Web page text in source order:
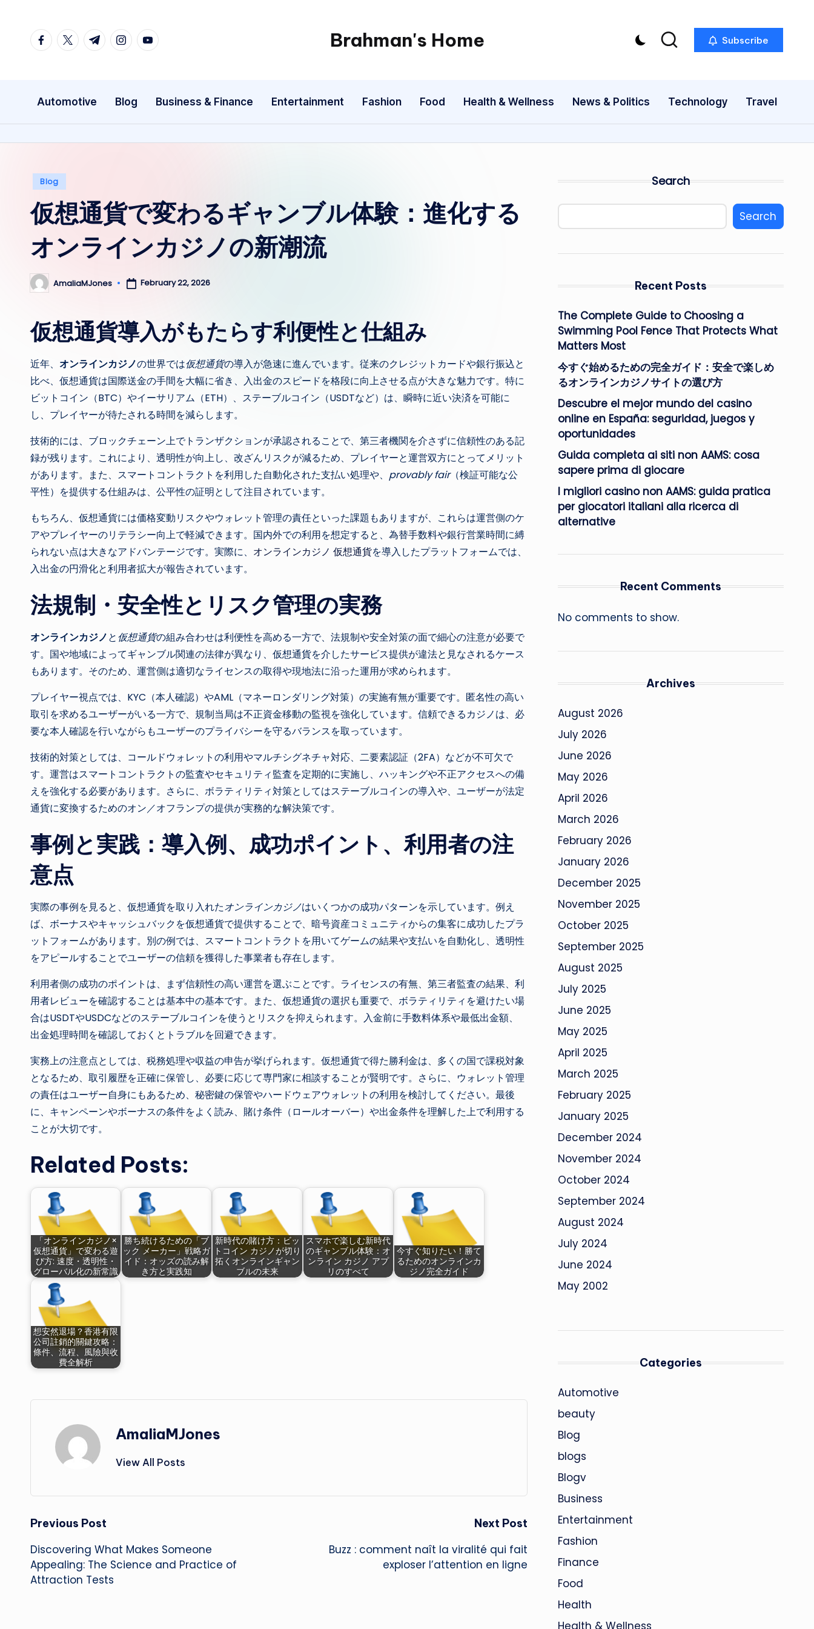
facebook.com
twitter.com
t.me instagram.com
youtube.com Brahman's Home
Spiritual
exploring
it
Subscribe
Automotive Blog Business & Finance Entertainment Fashion Food Health & Wellness News & Politics Technology Travel
Posted
Blog
仮想通貨で変わるギャンブル体験：進化する
オンラインカジノの新潮流
Posted
by
AmaliaMJones February 22, 2026
仮想通貨導入がもたらす利便性と仕組み
近年、 オンラインカジノの世界では仮想通貨の導入が急速に進んでいます。従来のクレジットカードや銀行振込と
比べ、仮想通貨は国際送金の手間を大幅に省き、入出金のスピードを格段に向上させる点が大きな魅力です。特に
ビットコイン（BTC）やイーサリアム（ETH）、ステーブルコイン（USDTなど）は、瞬時に近い決済を可能に
し、プレイヤーが待たされる時間を減らします。
技術的には、ブロックチェーン上でトランザクションが承認されることで、第三者機関を介さずに信頼性のある記
録が残ります。これにより、透明性が向上し、改ざんリスクが減るため、プレイヤーと運営双方にとってメリット
があります。また、スマートコントラクトを利用した自動化された支払い処理や、 provably fair（検証可能な公
平性）を提供する仕組みは、公平性の証明として注目されています。
もちろん、仮想通貨には価格変動リスクやウォレット管理の責任といった課題もありますが、これらは運営側のケ
アやプレイヤーのリテラシー向上で軽減できます。国内外での利用を想定すると、為替手数料や銀行営業時間に縛
られない点は大きなアドバンテージです。実際に、 オンラインカジノ 仮想通貨を導入したプラットフォームでは、
入出金の円滑化と利用者拡大が報告されています。
法規制・安全性とリスク管理の実務
オンラインカジノと仮想通貨の組み合わせは利便性を高める一方で、法規制や安全対策の面で細心の注意が必要で
す。国や地域によってギャンブル関連の法律が異なり、仮想通貨を介したサービス提供が違法と見なされるケース
もあります。そのため、運営側は適切なライセンスの取得や現地法に沿った運用が求められます。
プレイヤー視点では、KYC（本人確認）やAML（マネーロンダリング対策）の実施有無が重要です。匿名性の高い
取引を求めるユーザーがいる一方で、規制当局は不正資金移動の監視を強化しています。信頼できるカジノは、必
要な本人確認を行いながらもユーザーのプライバシーを守るバランスを取っています。
技術的対策としては、コールドウォレットの利用やマルチシグネチャ対応、二要素認証（2FA）などが不可欠で
す。運営はスマートコントラクトの監査やセキュリティ監査を定期的に実施し、ハッキングや不正アクセスへの備
えを強化する必要があります。さらに、ボラティリティ対策としてはステーブルコインの導入や、ユーザーが法定
通貨に変換するためのオン／オフランプの提供が実務的な解決策です。
事例と実践：導入例、成功ポイント、利用者の注
意点
実際の事例を見ると、仮想通貨を取り入れたオンラインカジノはいくつかの成功パターンを示しています。例え
ば、ボーナスやキャッシュバックを仮想通貨で提供することで、暗号資産コミュニティからの集客に成功したプラ
ットフォームがあります。別の例では、スマートコントラクトを用いてゲームの結果や支払いを自動化し、透明性
をアピールすることでユーザーの信頼を獲得した事業者も存在します。
利用者側の成功のポイントは、まず信頼性の高い運営を選ぶことです。ライセンスの有無、第三者監査の結果、利
用者レビューを確認することは基本中の基本です。また、仮想通貨の選択も重要で、ボラティリティを避けたい場
合はUSDTやUSDCなどのステーブルコインを使うとリスクを抑えられます。入金前に手数料体系や最低出金額、
出金処理時間を確認しておくとトラブルを回避できます。
実務上の注意点としては、税務処理や収益の申告が挙げられます。仮想通貨で得た勝利金は、多くの国で課税対象
となるため、取引履歴を正確に保管し、必要に応じて専門家に相談することが賢明です。さらに、ウォレット管理
の責任はユーザー自身にもあるため、秘密鍵の保管やハードウェアウォレットの利用を検討してください。最後
に、キャンペーンやボーナスの条件をよく読み、賭け条件（ロールオーバー）や出金条件を理解した上で利用する
ことが大切です。
Related Posts:
「オンラインカジノ×
仮想通貨」で変わる遊
び方: 速度・透明性・
グローバル化の新常識
勝ち続けるための「ブ
ック メーカー」戦略ガ
イド：オッズの読み解
き方と実践知
新時代の賭け方：ビッ
トコイン カジノが切り
拓くオンラインギャン
ブルの未来
スマホで楽しむ新時代
のギャンブル体験：オ
ンライン カジノ アプ
リのすべて
今すぐ知りたい！勝て
るためのオンラインカ
ジノ完全ガイド
想安然退場？香港有限
公司註銷的關鍵攻略：
條件、流程、風險與收
費全解析
AmaliaMJones
View All Posts
Post
navigation
Previous Post
Discovering What Makes Someone
Appealing: The Science and Practice of
Attraction Tests
Next Post
Buzz : comment naît la viralité qui fait
exploser l’attention en ligne
Search
Search
Recent Posts
The Complete Guide to Choosing a
Swimming Pool Fence That Protects What
Matters Most
今すぐ始めるための完全ガイド：安全で楽しめ
るオンラインカジノサイトの選び方
Descubre el mejor mundo del casino
online en España: seguridad, juegos y
oportunidades
Guida completa ai siti non AAMS: cosa
sapere prima di giocare
I migliori casino non AAMS: guida pratica
per giocatori italiani alla ricerca di
alternative
Recent Comments
No comments to show.
Archives
August 2026
July 2026
June 2026
May 2026
April 2026
March 2026
February 2026
January 2026
December 2025
November 2025
October 2025
September 2025
August 2025
July 2025
June 2025
May 2025
April 2025
March 2025
February 2025
January 2025
December 2024
November 2024
October 2024
September 2024
August 2024
July 2024
June 2024
May 2002
Categories
Automotive
beauty
Blog
blogs
Blogv
Business
Entertainment
Fashion
Finance
Food
Health
Health & Wellness